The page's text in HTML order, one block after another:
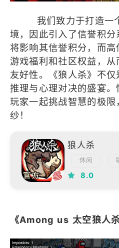
我们致力于打造一个
境，因此引入了信誉积
将影响其信誉积分，而
游戏福利和社区权益，
友好性。《狼人杀》不
推理与心理对决的盛宴
玩家一起挑战智慧的极
纱！
狼人杀
休闲
联机
8.0
《Among us 太空狼人杀